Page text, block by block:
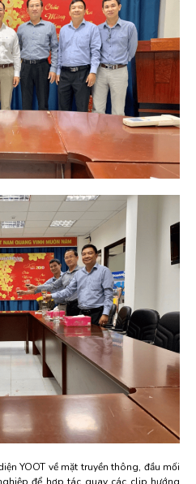
YOOT về mặt truyền thông, đầu mối